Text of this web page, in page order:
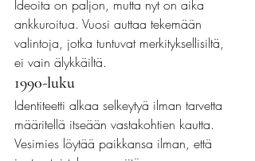
Ideoita on paljon, mutta nyt on aika
ankkuroitua. Vuosi auttaa tekemään
valintoja, jotka tuntuvat merkityksellisiltä,
ei vain älykkäiltä.
1990-luku
Identiteetti alkaa selkeytyä ilman tarvetta
määritellä itseään vastakohtien kautta.
Vesimies löytää paikkansa ilman, että